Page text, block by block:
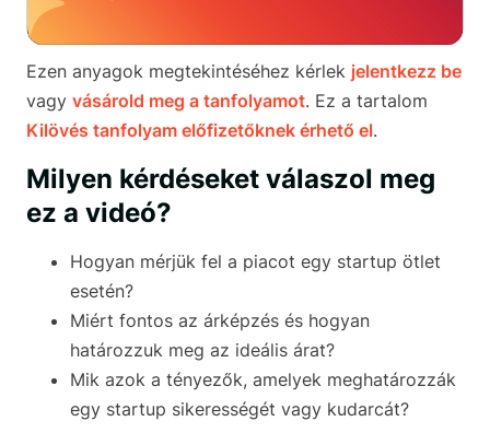
Ezen anyagok megtekintéséhez kérlek jelentkezz be
vagy vásárold meg a tanfolyamot. Ez a tartalom
Kilövés tanfolyam előfizetőknek érhető el.
Milyen kérdéseket válaszol meg
ez a videó?
Hogyan mérjük fel a piacot egy startup ötlet
esetén?
Miért fontos az árképzés és hogyan
határozzuk meg az ideális árat?
Mik azok a tényezők, amelyek meghatározzák
egy startup sikerességét vagy kudarcát?